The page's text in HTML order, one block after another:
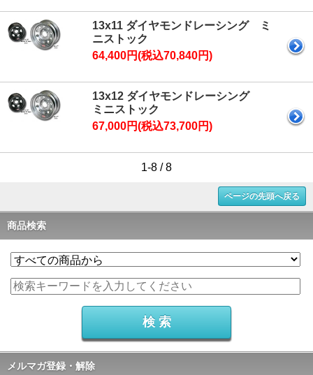
13x11 ダイヤモンドレーシング ミ
ニストック
64,400円(税込70,840円)
13x12 ダイヤモンドレーシング
ミニストック
67,000円(税込73,700円)
1-8 / 8
ページの先頭へ戻る
商品検索
メルマガ登録・解除